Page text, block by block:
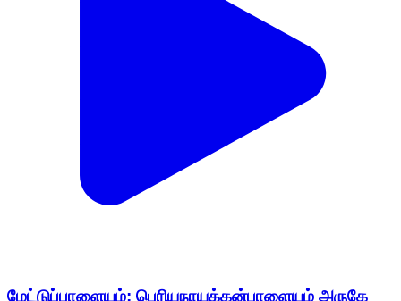
மேட்டுப்பாளையம்: பெரியநாயக்கன்பாளையம் அருகே